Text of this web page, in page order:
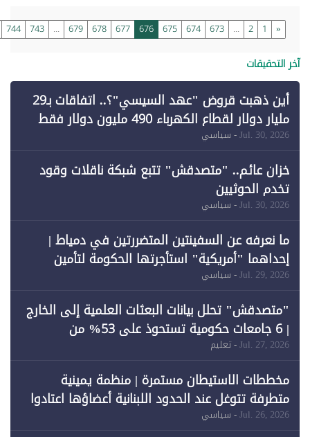
1
2
...
673
674
675
676
677
678
679
...
743
744
»
التحقيقات
أين ذهبت قروض "عهد السيسي"؟.. اتفاقات بـ29
مليار دولار لقطاع الكهرباء 490 مليون دولار فقط
لـ"الطاقة المتجددة" (1)
Jul. 30, 2026 - سياسي
خزان عائم.. "متصدقش" تتبع شبكة ناقلات وقود
تخدم الحوثيين
Jul. 30, 2026 - سياسي
ما نعرفه عن السفينتين المتضررتين في دمياط |
إحداهما "أمريكية" استأجرتها الحكومة لتأمين
احتياجات الطاقة
Jul. 29, 2026 - سياسي
"متصدقش" تحلل بيانات البعثات العلمية إلى الخارج
| 6 جامعات حكومية تستحوذ على 53% من
Jul. 27, 2026 - تعليم
مخططات الاستيطان مستمرة | منظمة يمينية
متطرفة تتوغل عند الحدود اللبنانية أعضاؤها اعتادوا
خرق الحدود
Jul. 26, 2026 - سياسي